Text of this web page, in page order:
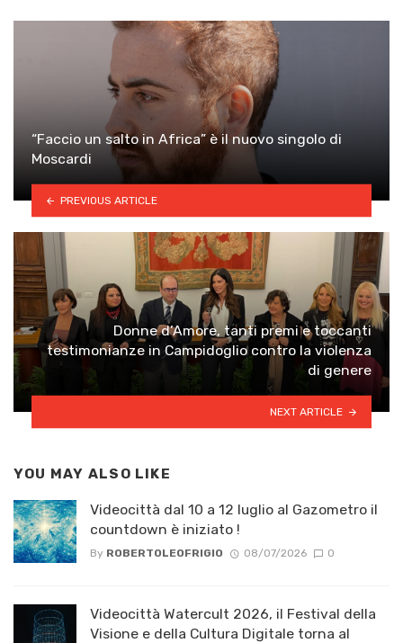
“Faccio un salto in Africa” è il nuovo singolo di
Moscardi
PREVIOUS ARTICLE
Donne d’Amore, tanti premi e toccanti
testimonianze in Campidoglio contro la violenza
di genere
NEXT ARTICLE
YOU MAY ALSO LIKE
Videocittà dal 10 a 12 luglio al Gazometro il
countdown è iniziato !
By ROBERTOLEOFRIGIO 08/07/2026 0
Videocittà Watercult 2026, il Festival della
Visione e della Cultura Digitale torna al